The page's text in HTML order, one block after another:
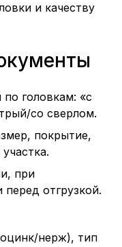
и качеству
головкам: «с
со сверлом.
покрытие,
при
отгрузкой.
нерж), тип